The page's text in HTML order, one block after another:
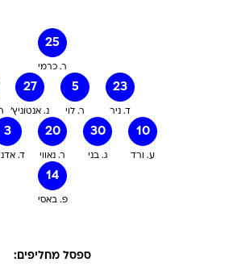
25
ר. כרמי
27
נ. אנטוניץ'
5
ר. לוי
23
ד. ניר
3
ד.
20
ר. נאווי
30
ג. בני
10
ע. ורד
14
פ. באסי
ספסל מחליפים: